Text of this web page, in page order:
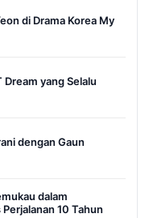
di Drama Korea My
yang Selalu
dengan Gaun
dalam
10 Tahun